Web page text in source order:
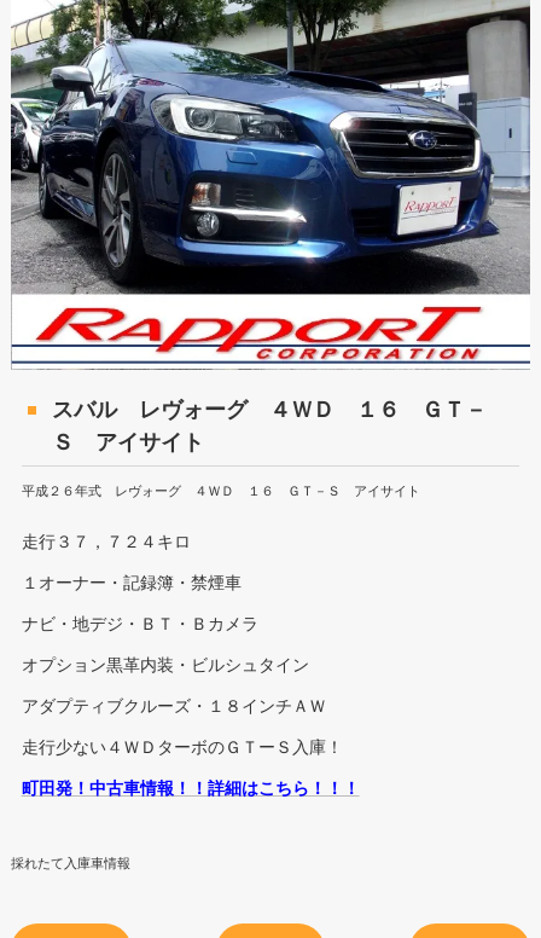
スバル レヴォーグ ４ＷＤ １６ ＧＴ－
Ｓ アイサイト
平成２６年式 レヴォーグ ４ＷＤ １６ ＧＴ－Ｓ アイサイト
走行３７，７２４キロ
１オーナー・記録簿・禁煙車
ナビ・地デジ・ＢＴ・Ｂカメラ
オプション黒革内装・ビルシュタイン
アダプティブクルーズ・１８インチＡＷ
走行少ない４ＷＤターボのＧＴーＳ入庫！
町田発！中古車情報！！詳細はこちら！！！
採れたて入庫車情報